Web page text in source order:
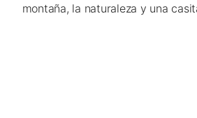
montaña, la naturaleza y una